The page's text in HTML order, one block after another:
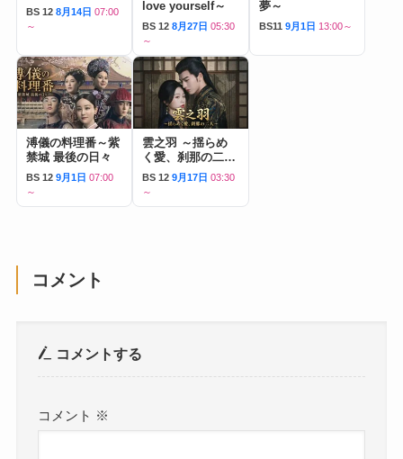
BS 12 8月14日 07:00
～
love yourself～
BS 12 8月27日 05:30
～
夢～
BS11 9月1日 13:00～
溥儀の料理番～紫
禁城 最後の日々
BS 12 9月1日 07:00
～
雲之羽 ～揺らめ
く愛、刹那の二人
～
BS 12 9月17日 03:30
～
コメント
コメントする
コメント ※